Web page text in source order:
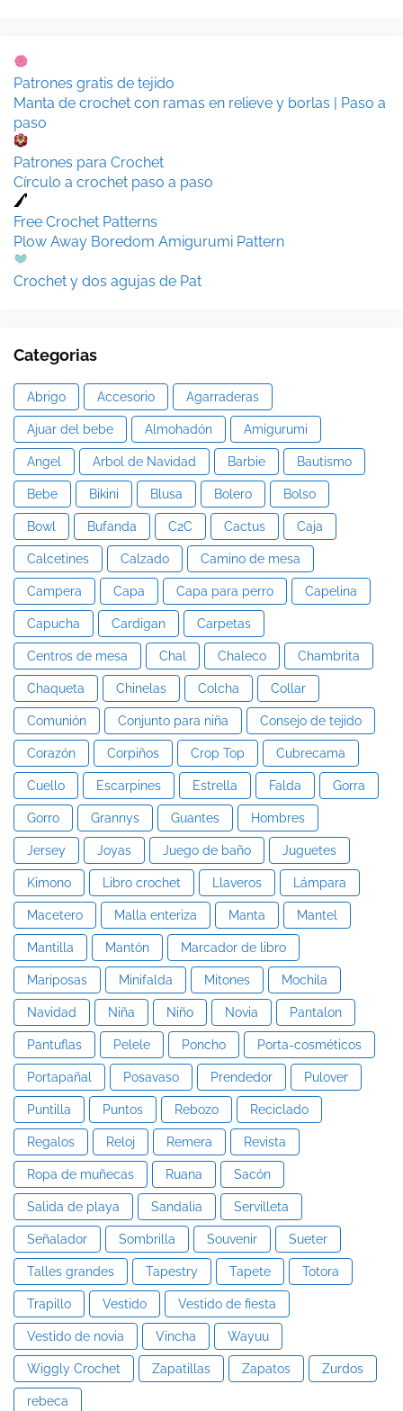
Patrones gratis de tejido
Manta de crochet con ramas en relieve y borlas | Paso a
paso
Patrones para Crochet
Círculo a crochet paso a paso
Free Crochet Patterns
Plow Away Boredom Amigurumi Pattern
Crochet y dos agujas de Pat
Categorias
Abrigo Accesorio Agarraderas
Ajuar del bebe Almohadón Amigurumi
Angel Arbol de Navidad Barbie Bautismo
Bebe Bikini Blusa Bolero Bolso
Bowl Bufanda C2C Cactus Caja
Calcetines Calzado Camino de mesa
Campera Capa Capa para perro Capelina
Capucha Cardigan Carpetas
Centros de mesa Chal Chaleco Chambrita
Chaqueta Chinelas Colcha Collar
Comunión Conjunto para niña Consejo de tejido
Corazón Corpiños Crop Top Cubrecama
Cuello Escarpines Estrella Falda Gorra
Gorro Grannys Guantes Hombres
Jersey Joyas Juego de baño Juguetes
Kimono Libro crochet Llaveros Lámpara
Macetero Malla enteriza Manta Mantel
Mantilla Mantón Marcador de libro
Mariposas Minifalda Mitones Mochila
Navidad Niña Niño Novia Pantalon
Pantuflas Pelele Poncho Porta-cosméticos
Portapañal Posavaso Prendedor Pulover
Puntilla Puntos Rebozo Reciclado
Regalos Reloj Remera Revista
Ropa de muñecas Ruana Sacón
Salida de playa Sandalia Servilleta
Señalador Sombrilla Souvenir Sueter
Talles grandes Tapestry Tapete Totora
Trapillo Vestido Vestido de fiesta
Vestido de novia Vincha Wayuu
Wiggly Crochet Zapatillas Zapatos Zurdos
rebeca